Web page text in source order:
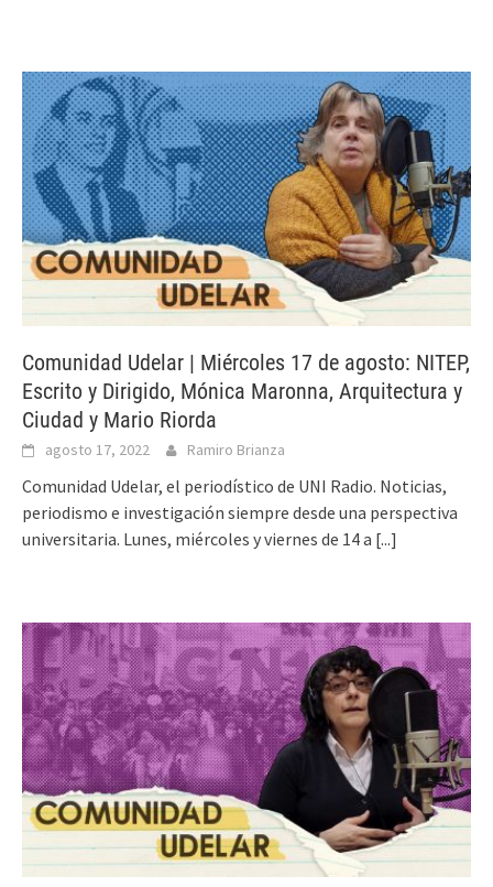
Comunidad Udelar | Miércoles 17 de agosto: NITEP,
Escrito y Dirigido, Mónica Maronna, Arquitectura y
Ciudad y Mario Riorda
agosto 17, 2022 Ramiro Brianza
Comunidad Udelar, el periodístico de UNI Radio. Noticias,
periodismo e investigación siempre desde una perspectiva
universitaria. Lunes, miércoles y viernes de 14 a [...]